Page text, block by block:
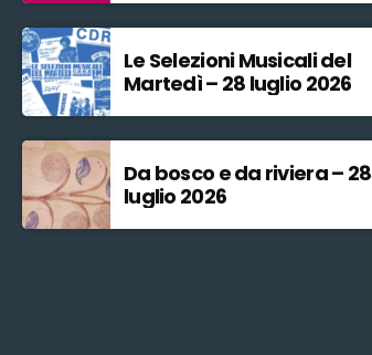
Le Selezioni Musicali del
Martedì – 28 luglio 2026
Da bosco e da riviera – 28
luglio 2026